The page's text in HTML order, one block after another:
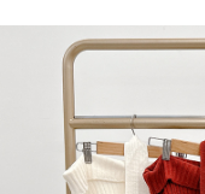
Perkhidmatan ini
yang membolehkan
melalui perkhidmatan ini
atau pembayaran
Syarikat, dan pelanggan
perjanjian menggunakan
NT$10,000. Amaun
keputusan pensijilan dan
2. Amaun perbelanjaan
3. Pada masa ini hanya
Ketiga, Syarat
Perkhidmatan AFTEE
Taiwan, Inc. dan AFTEE
NT$1,600 atau lebih
NT$100/pesanan |
NT$2,500 atau lebih
國家/地區配送